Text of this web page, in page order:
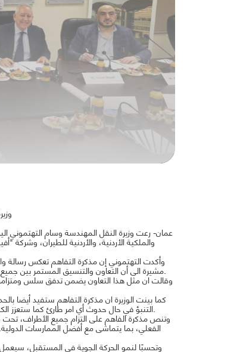
عمان- رعت وزيرة النقل المهندسة وسام التهتموني
والملكية الأردنية، والأردنية للطيران،
وأكدت التهتموني إن مذكرة التفاهم تعكس رسالة
مشيرة الى أن التعاون والتنسيق المستمر بين جميع الأطراف هو عنصر أساسي يعزز من مكانة الأردن كمركز حيوي لأنشطة الطيران في المنطقة.
وقالت ان مثل هذا التعاون يضمن تدفق سلس
كما بينت الوزيرة ان مذكرة التفاهم ستفيد أيضا
التنبؤ في حال حدوث أي امر طارئ كما ستعزز الكفاءة التشغيلية الشاملة واستغلال الوقت بالطريقة المثلى في متغيرات العمليات التشغيلية.
وتنص مذكرة الفاهم على التزام جميع الأطراف، تحت
الفعلي، بما يتماشى مع أفضل الممارسات
وتحسبًا لنمو الحركة الجوية في المستقبل،